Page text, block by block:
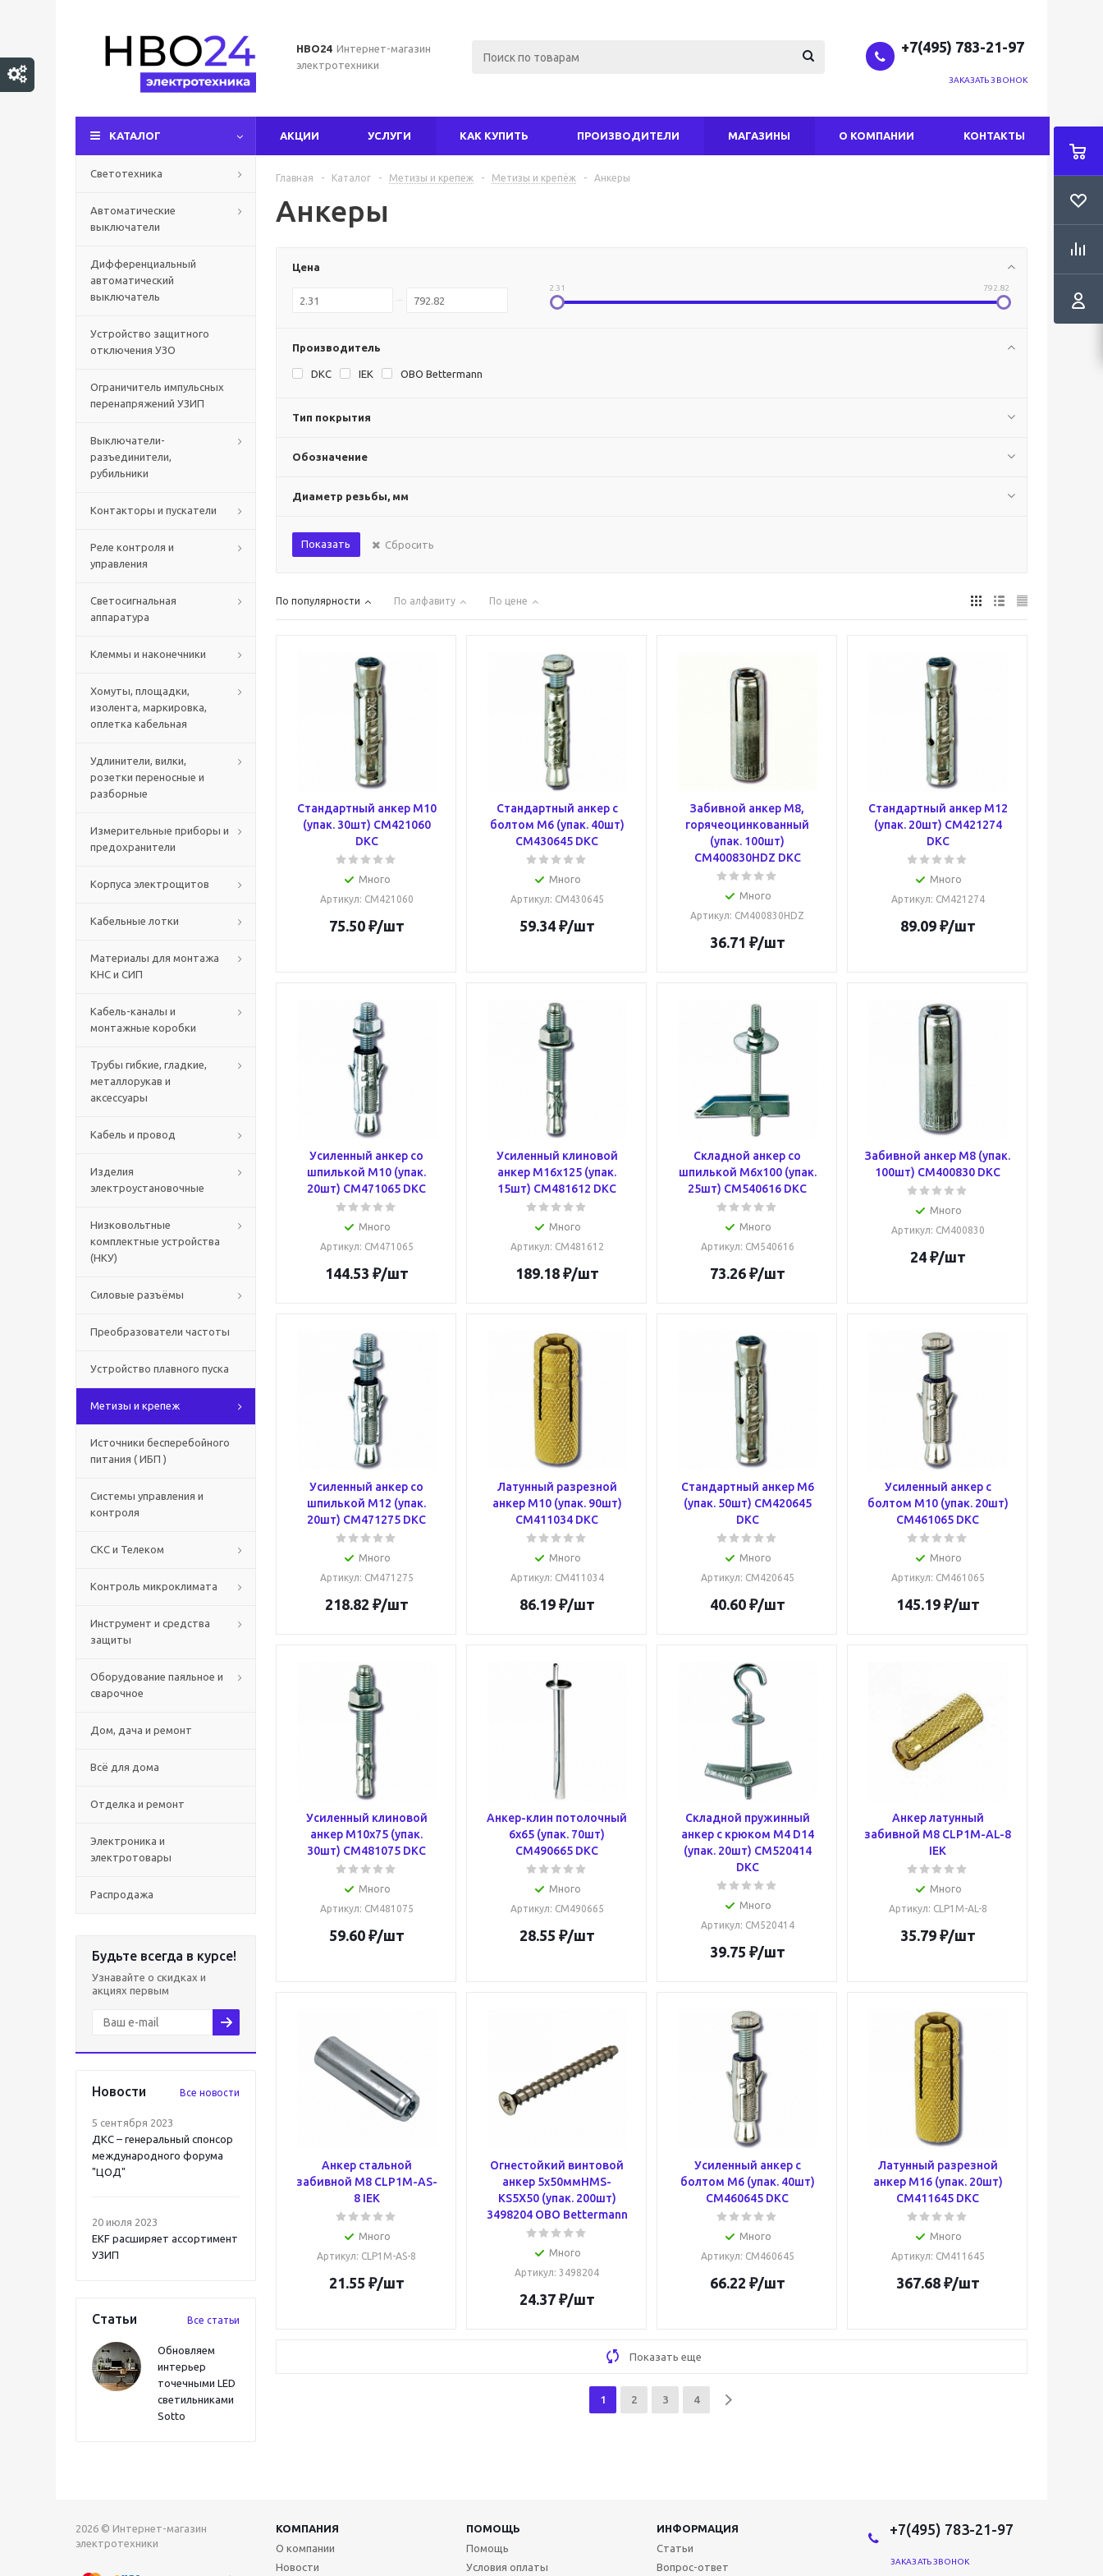
НВО24 Интернет-магазин
электротехники
+7(495) 783-21-97
ЗАКАЗАТЬ ЗВОНОК
КАТАЛОГ АКЦИИ УСЛУГИ КАК КУПИТЬ ПРОИЗВОДИТЕЛИ МАГАЗИНЫ О КОМПАНИИ КОНТАКТЫ
Светотехника
Автоматические
выключатели
Дифференциальный
автоматический
выключатель
Устройство защитного
отключения УЗО
Ограничитель импульсных
перенапряжений УЗИП
Выключатели-
разъединители,
рубильники
Контакторы и пускатели
Реле контроля и
управления
Светосигнальная
аппаратура
Клеммы и наконечники
Хомуты, площадки,
изолента, маркировка,
оплетка кабельная
Удлинители, вилки,
розетки переносные и
разборные
Измерительные приборы и
предохранители
Корпуса электрощитов
Кабельные лотки
Материалы для монтажа
КНС и СИП
Кабель-каналы и
монтажные коробки
Трубы гибкие, гладкие,
металлорукав и
аксессуары
Кабель и провод
Изделия
электроустановочные
Низковольтные
комплектные устройства
(НКУ)
Силовые разъёмы
Преобразователи частоты
Устройство плавного пуска
Метизы и крепеж
Источники бесперебойного
питания ( ИБП )
Системы управления и
контроля
СКС и Телеком
Контроль микроклимата
Инструмент и средства
защиты
Оборудование паяльное и
сварочное
Дом, дача и ремонт
Всё для дома
Отделка и ремонт
Электроника и
электротовары
Распродажа
Будьте всегда в курсе!
Узнавайте о скидках и
акциях первым
Новости Все новости
5 сентября 2023
ДКС – генеральный спонсор
международного форума
"ЦОД"
20 июля 2023
EKF расширяет ассортимент
УЗИП
Статьи Все статьи
Обновляем
интерьер
точечными LED
светильниками
Sotto
Главная - Каталог - Метизы и крепеж - Метизы и крепёж - Анкеры
Анкеры
Цена
2.31 792.82
Производитель
DKC IEK OBO Bettermann
Тип покрытия
Обозначение
Диаметр резьбы, мм
Показать Сбросить
По популярности По алфавиту По цене
Стандартный анкер М10
(упак. 30шт) CM421060
DKC
Много
Артикул: CM421060
75.50₽/шт
Стандартный анкер с
болтом М6 (упак. 40шт)
CM430645 DKC
Много
Артикул: CM430645
59.34₽/шт
Забивной анкер М8,
горячеоцинкованный
(упак. 100шт)
CM400830HDZ DKC
Много
Артикул: CM400830HDZ
36.71 ₽/шт
Стандартный анкер М12
(упак. 20шт) CM421274
DKC
Много
Артикул: CM421274
89.09₽/шт
Усиленный анкер со
шпилькой М10 (упак.
20шт) CM471065 DKC
Много
Артикул: CM471065
144.53 ₽/шт
Усиленный клиновой
анкер М16х125 (упак.
15шт) CM481612 DKC
Много
Артикул: CM481612
189.18₽/шт
Складной анкер со
шпилькой М6х100 (упак.
25шт) CM540616 DKC
Много
Артикул: CM540616
73.26₽/шт
Забивной анкер М8 (упак.
100шт) CM400830 DKC
Много
Артикул: CM400830
24₽/шт
Усиленный анкер со
шпилькой М12 (упак.
20шт) CM471275 DKC
Много
Артикул: CM471275
218.82 ₽/шт
Латунный разрезной
анкер М10 (упак. 90шт)
CM411034 DKC
Много
Артикул: CM411034
86.19₽/шт
Стандартный анкер М6
(упак. 50шт) CM420645
DKC
Много
Артикул: CM420645
40.60₽/шт
Усиленный анкер с
болтом М10 (упак. 20шт)
CM461065 DKC
Много
Артикул: CM461065
145.19₽/шт
Усиленный клиновой
анкер М10х75 (упак.
30шт) CM481075 DKC
Много
Артикул: CM481075
59.60₽/шт
Анкер-клин потолочный
6x65 (упак. 70шт)
CM490665 DKC
Много
Артикул: CM490665
28.55 ₽/шт
Складной пружинный
анкер с крюком М4 D14
(упак. 20шт) CM520414
DKC
Много
Артикул: CM520414
39.75 ₽/шт
Анкер латунный
забивной М8 CLP1M-AL-8
IEK
Много
Артикул: CLP1M-AL-8
35.79₽/шт
Анкер стальной
забивной М8 CLP1M-AS-
8 IEK
Много
Артикул: CLP1M-AS-8
21.55 ₽/шт
Огнестойкий винтовой
анкер 5x50ммHMS-
KS5X50 (упак. 200шт)
3498204 OBO Bettermann
Много
Артикул: 3498204
24.37₽/шт
Усиленный анкер с
болтом М6 (упак. 40шт)
CM460645 DKC
Много
Артикул: CM460645
66.22 ₽/шт
Латунный разрезной
анкер М16 (упак. 20шт)
CM411645 DKC
Много
Артикул: CM411645
367.68₽/шт
Показать еще
1 2 3 4
2026 © Интернет-магазин
электротехники
КОМПАНИЯ ПОМОЩЬ
ИНФОРМАЦИЯ
О компании
Новости
Помощь
Условия оплаты
Статьи
Вопрос-ответ
+7(495) 783-21-97
ЗАКАЗАТЬ ЗВОНОК